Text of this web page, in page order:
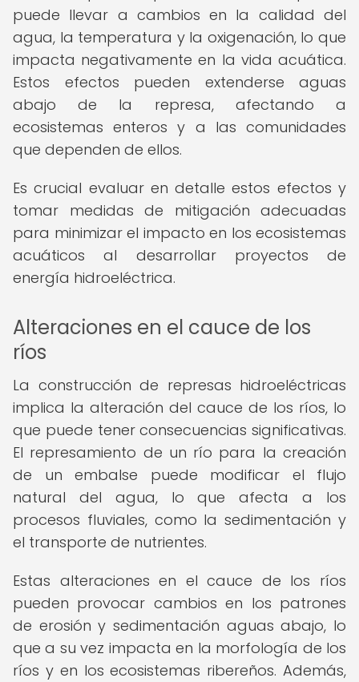
puede llevar a cambios en la calidad del
agua, la temperatura y la oxigenación, lo que
impacta negativamente en la vida acuática.
Estos efectos pueden extenderse aguas
abajo de la represa, afectando a
ecosistemas enteros y a las comunidades
que dependen de ellos.
Es crucial evaluar en detalle estos efectos y
tomar medidas de mitigación adecuadas
para minimizar el impacto en los ecosistemas
acuáticos al desarrollar proyectos de
energía hidroeléctrica.
Alteraciones en el cauce de los
ríos
La construcción de represas hidroeléctricas
implica la alteración del cauce de los ríos, lo
que puede tener consecuencias significativas.
El represamiento de un río para la creación
de un embalse puede modificar el flujo
natural del agua, lo que afecta a los
procesos fluviales, como la sedimentación y
el transporte de nutrientes.
Estas alteraciones en el cauce de los ríos
pueden provocar cambios en los patrones
de erosión y sedimentación aguas abajo, lo
que a su vez impacta en la morfología de los
ríos y en los ecosistemas ribereños. Además,